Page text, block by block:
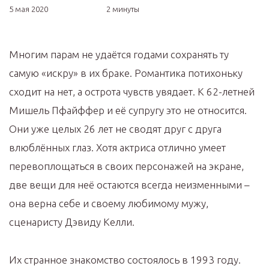
5 мая 2020
2 минуты
Многим парам не удаётся годами сохранять ту
самую «искру» в их браке. Романтика потихоньку
сходит на нет, а острота чувств увядает. К 62-летней
Мишель Пфайффер и её супругу это не относится.
Они уже целых 26 лет не сводят друг с друга
влюблённых глаз. Хотя актриса отлично умеет
перевоплощаться в своих персонажей на экране,
две вещи для неё остаются всегда неизменными –
она верна себе и своему любимому мужу,
сценаристу Дэвиду Келли.
Их странное знакомство состоялось в 1993 году.